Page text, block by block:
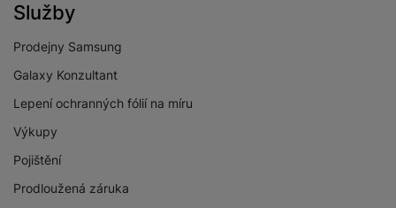
Služby
Prodejny Samsung
Galaxy Konzultant
Lepení ochranných fólií na míru
Výkupy
Pojištění
Prodloužená záruka